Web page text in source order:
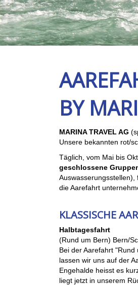
BY
MARINA TRAVEL AG
Unsere bekannten rot/
Täglich, vom Mai bis
geschlossene
die Aarefahrt
KLASSISCHE
Halbtagesfahrt
(Rund um Bern) Bern/
Bei der Aarefahrt
lassen wir uns auf der
Engehalde heisst es
liegt jetzt in unserem